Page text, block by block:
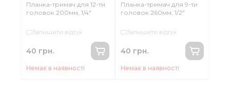
Планка-тримач для 12-ти
головок 200мм, 1/4"
Залишити відгук
40 грн.
Немає в наявності
Планка-тримач для 9-ти
головок 260мм, 1/2"
Залишити відгук
40 грн.
Немає в наявності